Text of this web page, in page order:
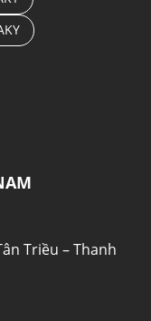
Triều – Thanh